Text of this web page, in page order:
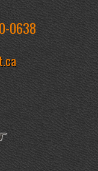
0638